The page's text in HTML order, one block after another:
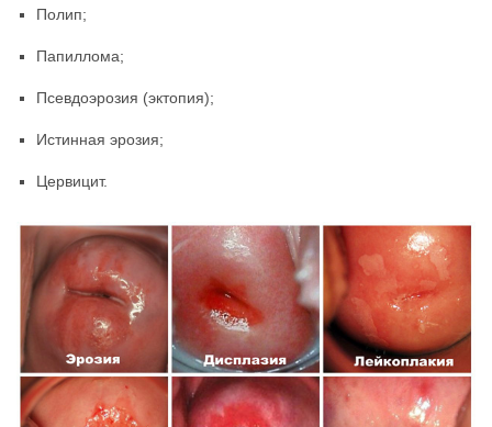
Полип;
Папиллома;
Псевдоэрозия (эктопия);
Истинная эрозия;
Цервицит.